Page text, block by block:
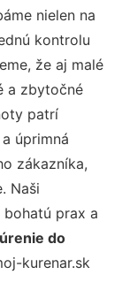
nielen na
kontrolu
že aj malé
a zbytočné
patrí
úprimná
zákazníka,
Naši
prax a
do
kurenar.sk